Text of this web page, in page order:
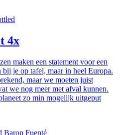
4x
maken een statement voor een
je op tafel, maar in heel Europa.
maar we moeten juist
we nog meer met afval kunnen.
zo min mogelijk uitgeput
Baron Fuenté